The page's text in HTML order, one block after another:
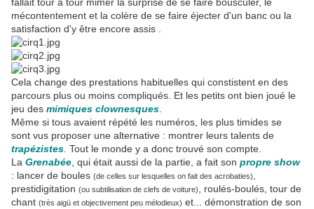
mécontentement et la colère de se faire éjecter d'un banc ou la
satisfaction d'y être encore assis .
Cela change des prestations habituelles qui constistent en des
parcours plus ou moins compliqués. Et les petits ont bien joué le
jeu des mimiques clownesques
Même si tous avaient répété les numéros, les plus timides se
sont vus proposer une alternative : montrer leurs talents de
trapézistes . Tout le monde y a donc trouvé son compte.
La Grenabée , qui était aussi de la partie, a fait son propre show
: lancer de boules (de celles sur lesquelles on fait des acrobaties)
prestidigitation (ou subtilisation de clefs de voiture)
, roulés-boulés, tour de
chant (très aigü et objectivement peu mélodieux) et... démonstration de son